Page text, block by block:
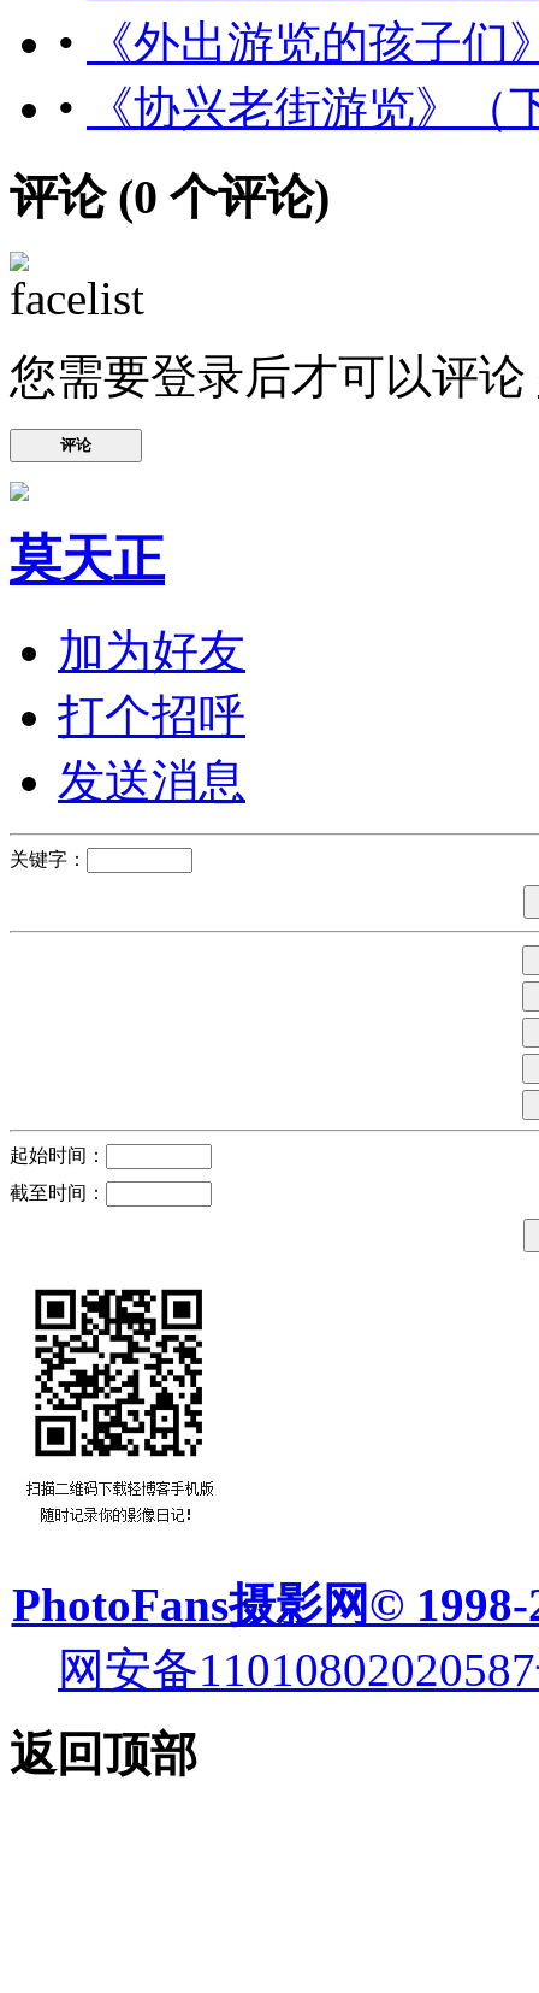
•
《外出游览的孩子们
•
《协兴老街游览》（
评论 (0 个评论)
您需要登录后才可以评论
评论
莫天正
加为好友
打个招呼
发送消息
关键字：
起始时间：
截至时间：
PhotoFans摄影网© 1998-
网安备
返回顶部